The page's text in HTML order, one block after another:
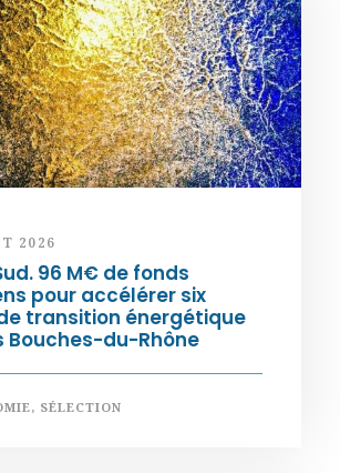
2026
96 M€ de fonds
pour accélérer six
transition énergétique
Bouches-du-Rhône
, SÉLECTION